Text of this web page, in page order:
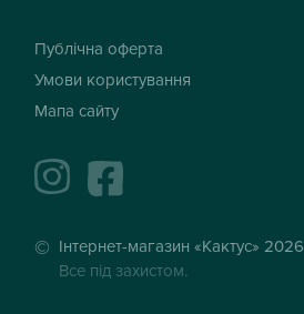
Публічна оферта
Умови користування
Мапа сайту
instagramfacebook
Інтернет-магазин «Кактус» 2026
Все під захистом.